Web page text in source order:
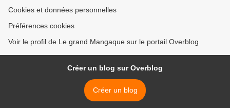
Cookies et données personnelles
Préférences cookies
Voir le profil de Le grand Mangaque sur le portail Overblog
Créer un blog sur Overblog
Créer un blog